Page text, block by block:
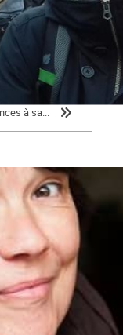
dimanche 29 août
de 61 ans.
à sa...